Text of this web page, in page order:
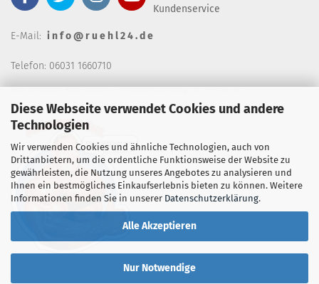
Diese Webseite verwendet Cookies und andere
Technologien
Wir verwenden Cookies und ähnliche Technologien, auch von
Drittanbietern, um die ordentliche Funktionsweise der Website zu
gewährleisten, die Nutzung unseres Angebotes zu analysieren und
Ihnen ein bestmögliches Einkaufserlebnis bieten zu können. Weitere
Informationen finden Sie in unserer Datenschutzerklärung.
Alle Akzeptieren
Nur Notwendige
Kundenservice
E-Mail: i n f o @ r u e h l 2 4 . d e
Telefon: 06031 1660710